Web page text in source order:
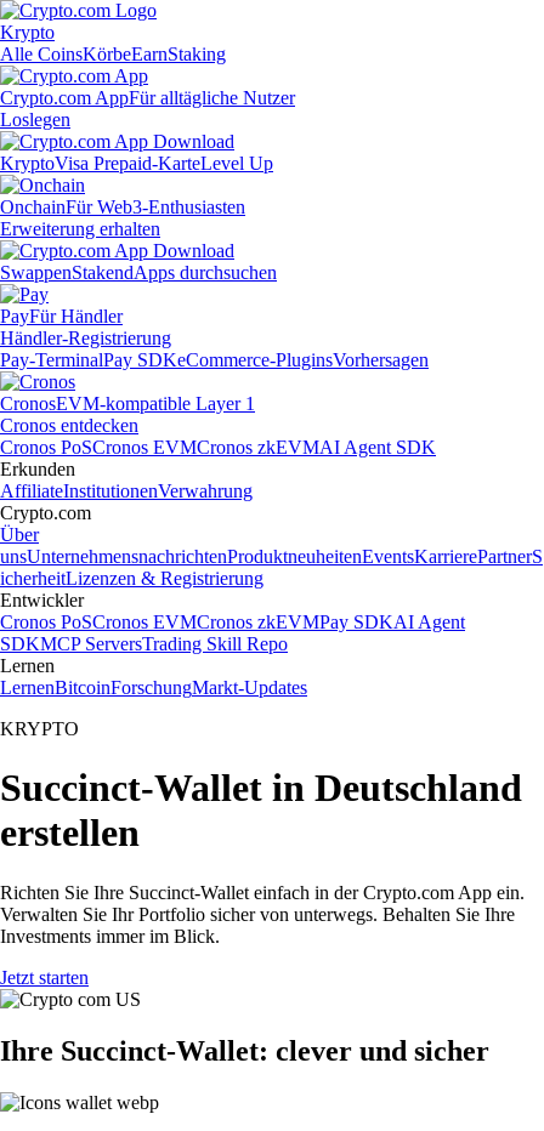
Krypto
Alle CoinsKörbeEarnStaking
Crypto.com AppFür alltägliche Nutzer
Loslegen
KryptoVisa Prepaid-KarteLevel Up
OnchainFür Web3-Enthusiasten
Erweiterung erhalten
SwappenStakendApps durchsuchen
PayFür Händler
Händler-Registrierung
Pay-TerminalPay SDKeCommerce-PluginsVorhersagen
CronosEVM-kompatible Layer 1
Cronos entdecken
Cronos PoSCronos EVMCronos zkEVMAI Agent SDK
Erkunden
AffiliateInstitutionenVerwahrung
Crypto.com
Über
unsUnternehmensnachrichtenProduktneuheitenEventsKarrierePartnerS
icherheitLizenzen & Registrierung
Entwickler
Cronos PoSCronos EVMCronos zkEVMPay SDKAI Agent
SDKMCP ServersTrading Skill Repo
Lernen
LernenBitcoinForschungMarkt-Updates
KRYPTO
Succinct-Wallet in Deutschland
erstellen
Richten Sie Ihre Succinct-Wallet einfach in der Crypto.com App ein.
Verwalten Sie Ihr Portfolio sicher von unterwegs. Behalten Sie Ihre
Investments immer im Blick.
Jetzt starten
Ihre Succinct-Wallet: clever und sicher